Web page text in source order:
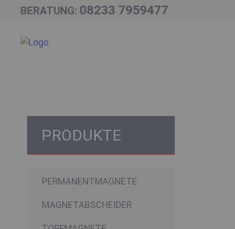
BERATUNG: 08233 7959477
PRODUKTE
PERMANENTMAGNETE
MAGNETABSCHEIDER